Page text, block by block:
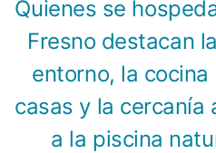
Quienes se
Fresno destacan
entorno, la
casas y la cercanía
a la piscina